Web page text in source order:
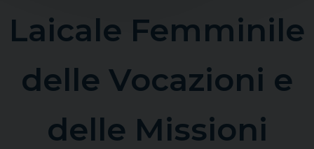
Laicale Femminile
delle Vocazioni e
delle Missioni